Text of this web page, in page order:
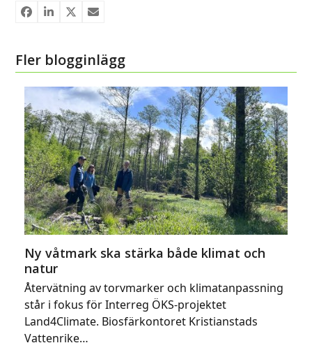
Fler blogginlägg
Ny våtmark ska stärka både klimat och
natur
Återvätning av torvmarker och klimatanpassning
står i fokus för Interreg ÖKS-projektet
Land4Climate. Biosfärkontoret Kristianstads
Vattenrike…